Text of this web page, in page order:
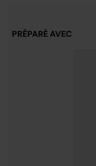
PRÉPARÉ AVEC